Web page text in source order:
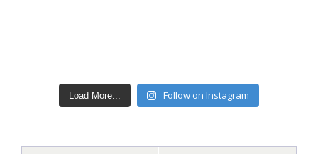
Load More... Follow on Instagram